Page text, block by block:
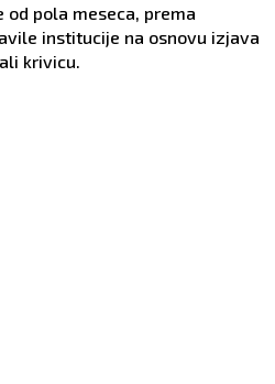
pola meseca, prema
institucije na osnovu izjava
krivicu.